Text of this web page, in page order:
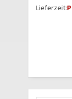
Lieferzeit: